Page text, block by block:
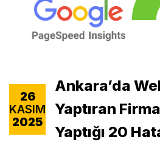
26
KASIM
2025
Ankara’da
Yaptıran
Yaptığı 20